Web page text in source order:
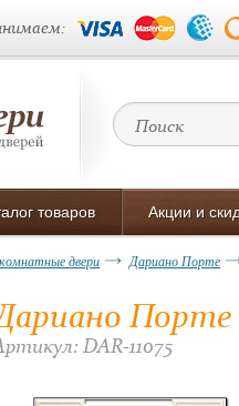
товаров Акции и
двери Дариано Порте
Порте
DAR-11075